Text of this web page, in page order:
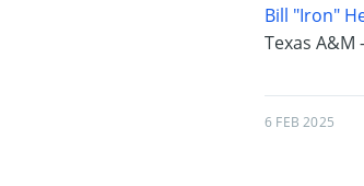
Bill "Iron"
Texas
6 FEB 2025